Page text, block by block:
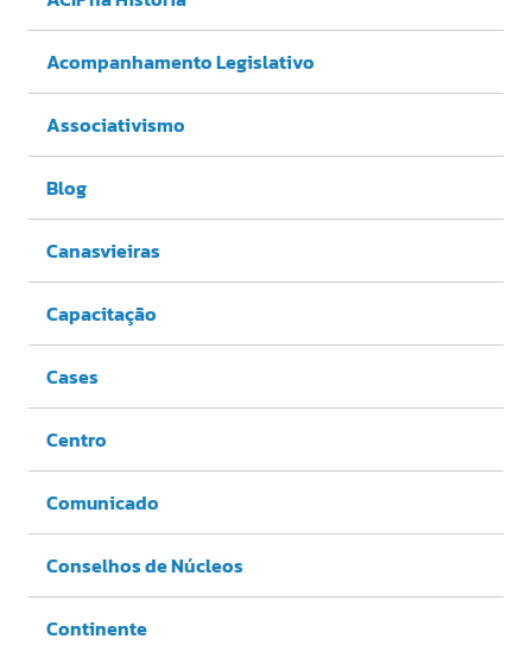
Acompanhamento Legislativo
Associativismo
Blog
Canasvieiras
Capacitação
Cases
Centro
Comunicado
Conselhos de Núcleos
Continente